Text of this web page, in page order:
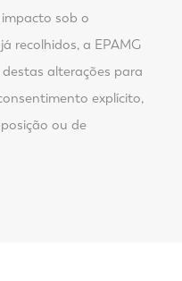
sob o
recolhidos, a EPAMG
alterações para
explícito,
ou de